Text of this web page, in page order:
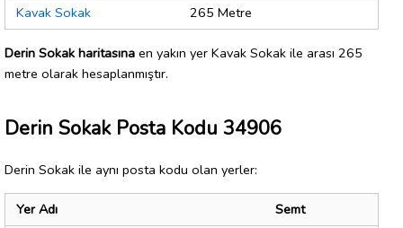
Kavak Sokak
265 Metre
Derin Sokak haritasına en yakın yer Kavak Sokak ile arası 265
metre olarak hesaplanmıştır.
Derin Sokak Posta Kodu 34906
Derin Sokak ile aynı posta kodu olan yerler:
Yer Adı
Semt